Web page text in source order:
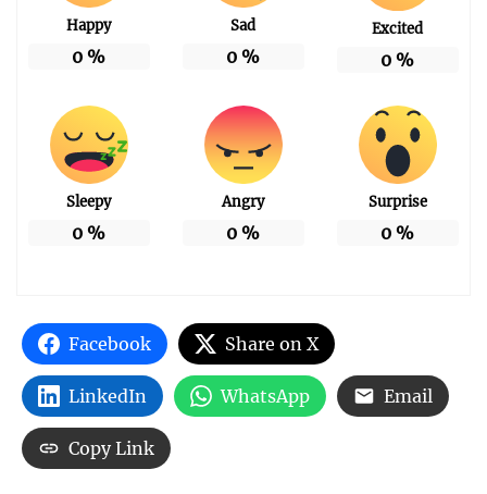
Happy
0 %
Sad
0 %
Excited
0 %
Sleepy
0 %
Angry
0 %
Surprise
0 %
Facebook Share on X
LinkedIn WhatsApp Email
Copy Link